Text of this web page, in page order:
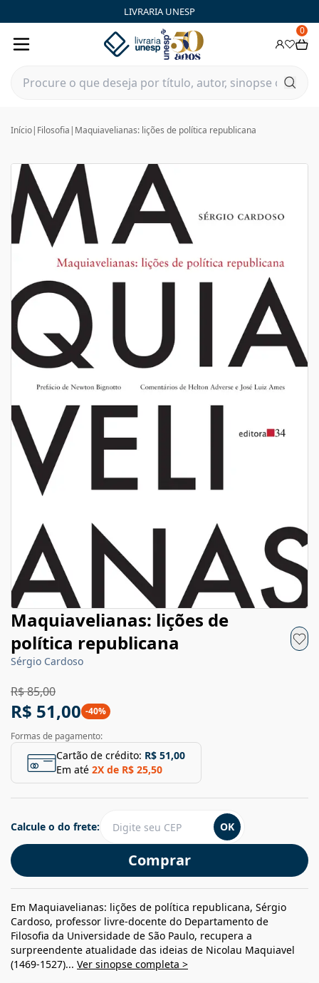
LIVRARIA UNESP
0
Início| Filosofia | Maquiavelianas: lições de política republicana
Maquiavelianas: lições de
política republicana
Sérgio Cardoso
R$ 85,00
R$ 51,00 -40%
Formas de pagamento:
Cartão de crédito: R$ 51,00
Em até 2X de R$ 25,50
Comprar
Calcule o do frete: OK
Em Maquiavelianas: lições de política republicana, Sérgio
Cardoso, professor livre-docente do Departamento de
Filosofia da Universidade de São Paulo, recupera a
surpreendente atualidade das ideias de Nicolau Maquiavel
(1469-1527)... Ver sinopse completa >